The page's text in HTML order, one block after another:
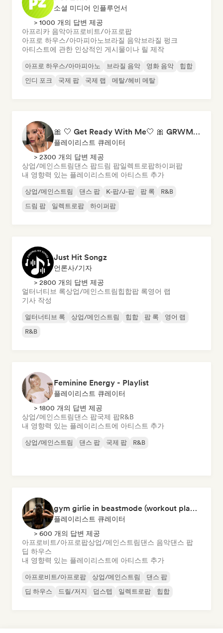
소셜 미디어 인플루언서
> 1000 개의 답변 제공
아프리카 음악아프로비트/아프로팝
아프로 하우스/아마피아노 브라질 음악브라질 펑크
아티스트에 관한 인상적인 게시물이나 릴 제작
아프로 하우스/아마피아노 브라질 음악 영화 음악
힙합
인디 포크
국제 팝 국제 랩 메탈/헤비 메탈
🎀 🤍 Get Ready With Me🤍 🎀 GRWM Playlist
플레이리스트 큐레이터
> 2300 개의 답변 제공
상업/메인스트림댄스 팝드림 팝일렉트로팝하이퍼팝
내 영향력 있는 플레이리스트에 아티스트 추가
상업/메인스트림 댄스 팝 K-팝/J-팝 팝 록
R&B
드림 팝
일렉트로팝 하이퍼팝
Just Hit Songz
언론사/기자
> 2800 개의 답변 제공
얼터너티브 록상업/메인스트림힙합팝 록영어 랩
기사 작성
얼터너티브 록 상업/메인스트림 힙합 팝 록
영어 랩
R&B
Feminine Energy - Playlist
플레이리스트 큐레이터
> 1800 개의 답변 제공
상업/메인스트림댄스 팝국제 팝R&B
내 영향력 있는 플레이리스트에 아티스트 추가
상업/메인스트림 댄스 팝 국제 팝 R&B
gym girlie in beastmode (workout playlist) 💪🎀
플레이리스트 큐레이터
> 600 개의 답변 제공
아프로비트/아프로팝상업/메인스트림댄스 음악댄스 팝
딥 하우스
내 영향력 있는 플레이리스트에 아티스트 추가
아프로비트/아프로팝 상업/메인스트림
댄스 팝
딥 하우스
드릴/저지 덥스텝 일렉트로팝 힙합